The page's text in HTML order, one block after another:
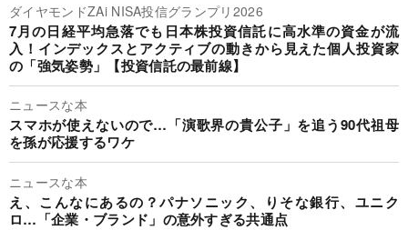
ダイヤモンドZAi NISA投信グランプリ2026
7月の日経平均急落でも日本株投資信託に高水準の資金が流
入！インデックスとアクティブの動きから見えた個人投資家
の「強気姿勢」【投資信託の最前線】
ニュースな本
スマホが使えないので…「演歌界の貴公子」を追う90代祖母
を孫が応援するワケ
ニュースな本
え、こんなにあるの？パナソニック、りそな銀行、ユニク
ロ…「企業・ブランド」の意外すぎる共通点